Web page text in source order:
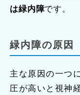
は緑内障です。
緑内障の原因
主な原因の一つ
圧が高いと視神